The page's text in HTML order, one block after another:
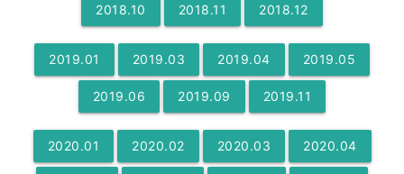
2018.10 2018.11 2018.12
2019.01 2019.03 2019.04 2019.05
2019.06 2019.09 2019.11
2020.01 2020.02 2020.03 2020.04